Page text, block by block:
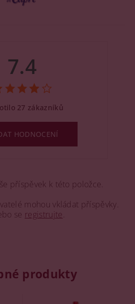
příspěvek k této položce.
mohou vkládat příspěvky.
se registrujte
7.4
27 zákazníků
HODNOCENÍ
produkty